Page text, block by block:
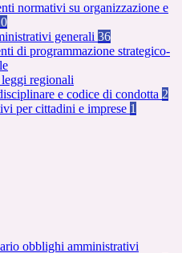
normativi su organizzazione e
generali 36
di programmazione strategico-
leggi regionali
e codice di condotta 2
per cittadini e imprese 1
obblighi amministrativi